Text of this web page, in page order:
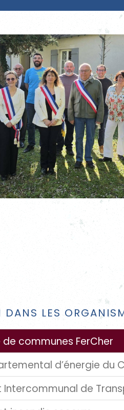
LES
communes FerCher
d’énergie du
Intercommunal de